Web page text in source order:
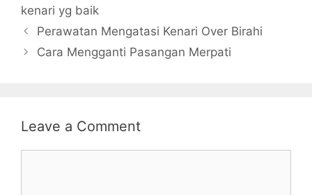
kenari yg baik
Perawatan Mengatasi Kenari Over Birahi
Cara Mengganti Pasangan Merpati
Leave a Comment